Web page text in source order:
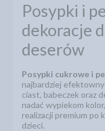
Posypki i
dekoracje
deserów
Posypki cukrowe i
najbardziej
ciast, babeczek oraz
nadać wypiekom
realizacji premium po
dzieci.